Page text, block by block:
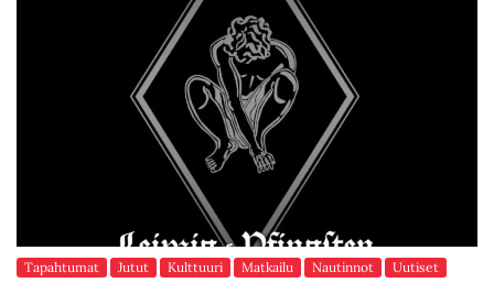
Tapahtumat Jutut Kulttuuri Matkailu Nautinnot
Uutiset